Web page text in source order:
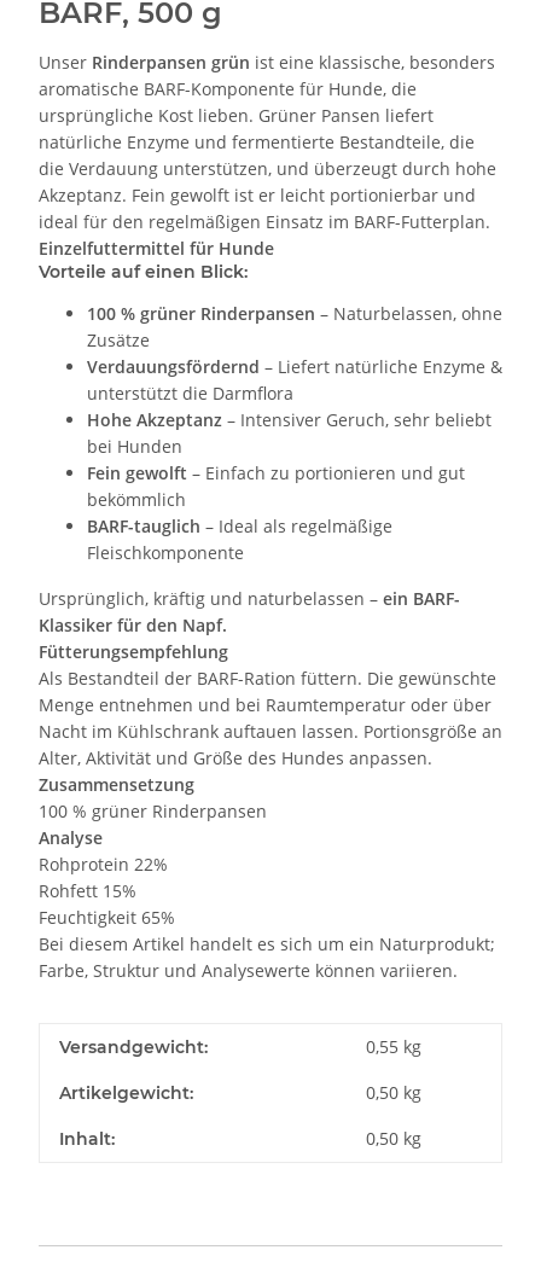
BARF, 500 g
Unser Rinderpansen grün ist eine klassische, besonders
aromatische BARF-Komponente für Hunde, die
ursprüngliche Kost lieben. Grüner Pansen liefert
natürliche Enzyme und fermentierte Bestandteile, die
die Verdauung unterstützen, und überzeugt durch hohe
Akzeptanz. Fein gewolft ist er leicht portionierbar und
ideal für den regelmäßigen Einsatz im BARF-Futterplan.
Einzelfuttermittel für Hunde
Vorteile auf einen Blick:
100 % grüner Rinderpansen – Naturbelassen, ohne
Zusätze
Verdauungsfördernd – Liefert natürliche Enzyme &
unterstützt die Darmflora
Hohe Akzeptanz – Intensiver Geruch, sehr beliebt
bei Hunden
Fein gewolft – Einfach zu portionieren und gut
bekömmlich
BARF-tauglich – Ideal als regelmäßige
Fleischkomponente
Ursprünglich, kräftig und naturbelassen – ein BARF-
Klassiker für den Napf.
Fütterungsempfehlung
Als Bestandteil der BARF-Ration füttern. Die gewünschte
Menge entnehmen und bei Raumtemperatur oder über
Nacht im Kühlschrank auftauen lassen. Portionsgröße an
Alter, Aktivität und Größe des Hundes anpassen.
Zusammensetzung
100 % grüner Rinderpansen
Analyse
Rohprotein 22%
Rohfett 15%
Feuchtigkeit 65%
Bei diesem Artikel handelt es sich um ein Naturprodukt;
Farbe, Struktur und Analysewerte können variieren.
Versandgewicht: 0,55 kg
Artikelgewicht: 0,50 kg
Inhalt: 0,50 kg